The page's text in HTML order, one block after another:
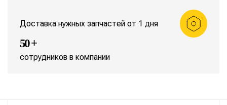
Доставка нужных запчастей от 1 дня
50 +
сотрудников в компании